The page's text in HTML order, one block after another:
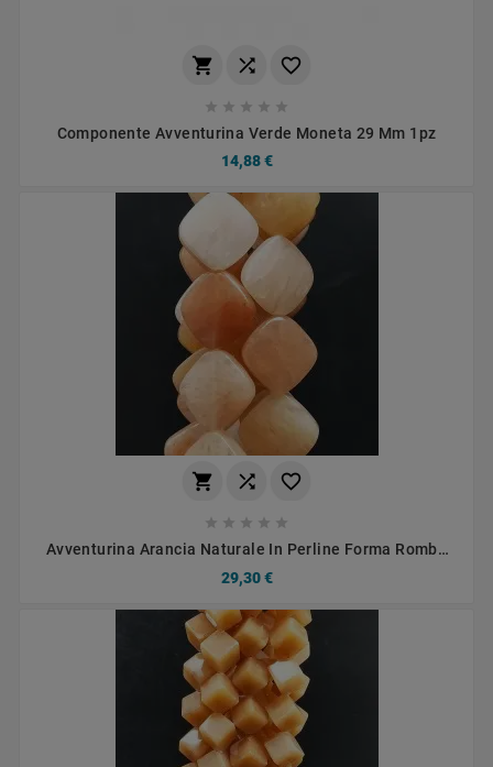
  
    
Componente Avventurina Verde Moneta 29 Mm 1pz
14,88 €
  
    
Avventurina Arancia Naturale In Perline Forma Rombo
29,30 €